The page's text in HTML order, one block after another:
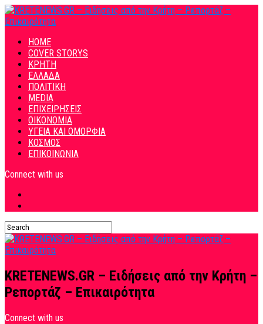
HOME
COVER STORYS
ΚΡΗΤΗ
ΕΛΛΑΔΑ
ΠΟΛΙΤΙΚΗ
MEDIA
ΕΠΙΧΕΙΡΗΣΕΙΣ
ΟΙΚΟΝΟΜΙΑ
ΥΓΕΙΑ ΚΑΙ ΟΜΟΡΦΙΑ
ΚΟΣΜΟΣ
ΕΠΙΚΟΙΝΩΝΙΑ
Connect with us
KRETENEWS.GR – Ειδήσεις από την Κρήτη –
Ρεπορτάζ – Επικαιρότητα
Connect with us